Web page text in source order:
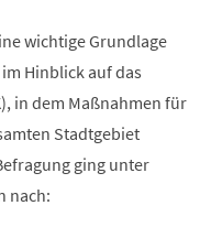
wichtige Grundlage
Hinblick auf das
in dem Maßnahmen für
Stadtgebiet
ging unter
nach: